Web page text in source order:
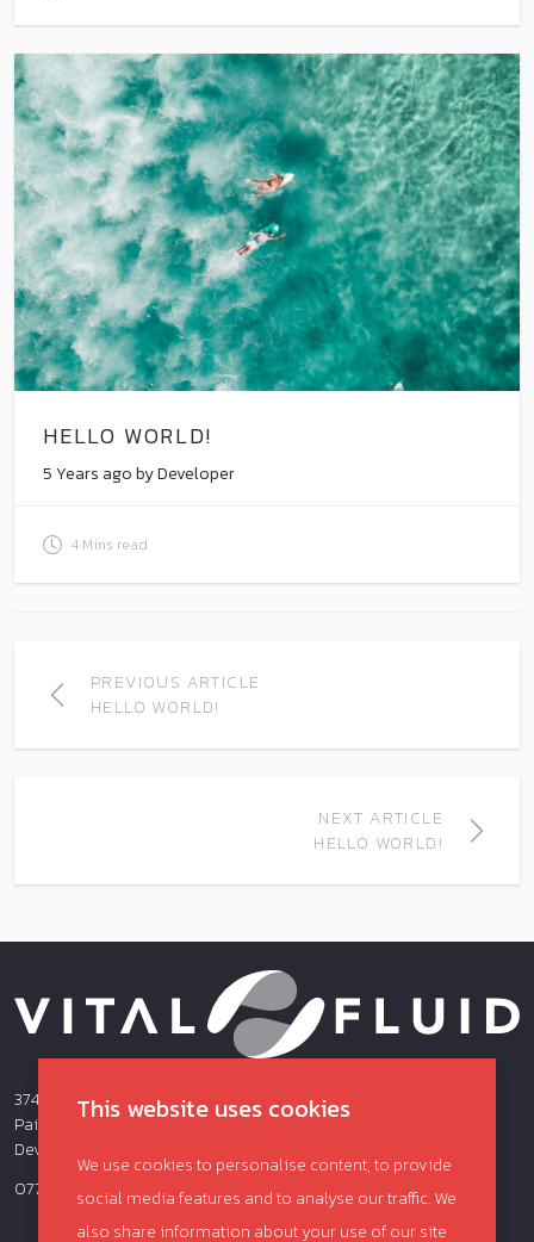
This website uses cookies
We use cookies to personalise content, to provide
social media features and to analyse our traffic. We
also share information about your use of our site
HELLO WORLD!
5 Years ago by Developer
4 Mins read
PREVIOUS ARTICLE
HELLO WORLD!
NEXT ARTICLE
HELLO WORLD!
374 Totnes Road,
Paignton
Devon
07703660915